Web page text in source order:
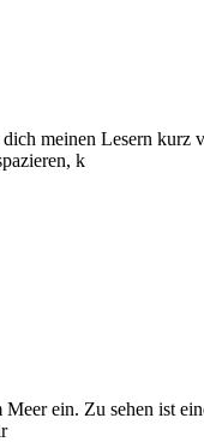
meinen Lesern kurz
k
ein. Zu sehen ist